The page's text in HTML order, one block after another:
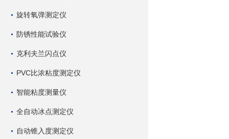
旋转氧弹测定仪
防锈性能试验仪
克利夫兰闪点仪
PVC比浓粘度测定仪
智能粘度测量仪
全自动冰点测定仪
自动锥入度测定仪